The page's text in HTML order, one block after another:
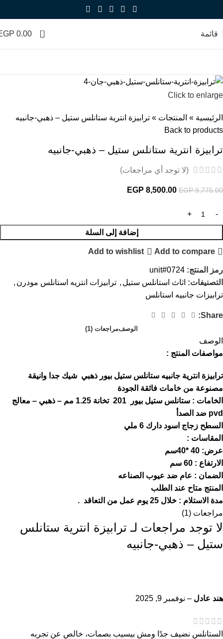
قائمة 0
0.00
Click to enlarge
الرئيسية » المنتجات » ترابيزة انترية ستانلس ستيل – ذهبي-جانبيه
Back to products
ترابيزة انترية ستانلس ستيل – ذهبي-جانبيه
(لا توجد أي مراجعات)
EGP9,775.00
EGP 8,500.00
إضافة إلى السلة
Add to compare
Add to wishlist
رمز المنتج: unit#0724
التصنيفات: اثاث استانلس ستيل , ترابيزات انتريه استانلس مودرن ,
ترابيزات جانبيه استانلس
Share:
الوصفمراجعات (1)
الوصف
مواصفات المنتج :
ترابيزة انترية جانبيه ستانلس ستيل بيور ذهبي شيك جدا وانيقة
مصنوعة من خامات فائقة الجودة
الخامات : ستانلس ستيل بيور 201 تخانة 1.25 مم – ذهبي – معالج
pvd ضد الصدأ
السطح زجاج اسود دارك 6 ملي
المقاسات :
عرض: 40 *40سم
الارتفاع : 60 سم
الضمان : عام ضد عيوب الصناعه
المنتج متاح عند الطلب
مدة الاستلام : خلال 25 يوم عمل من التعاقد .
مراجعات (1)
لا توجد مراجعات لـ ترابيزة انترية ستانلس
ستيل – ذهبي-جانبيه
هند عادل – نوفمبر 9, 2025
الستانلس نضيف جدًا ومش بيسيب بصمات، خالص عن تجربه